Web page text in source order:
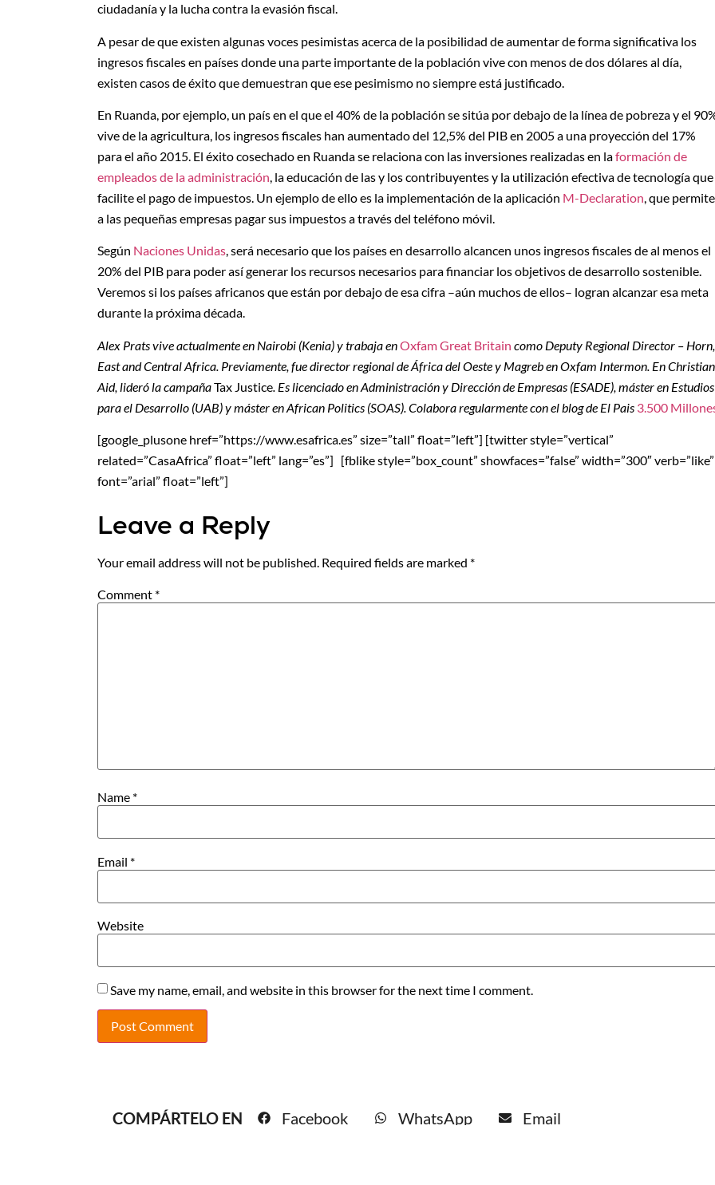
ciudadanía y la lucha contra la evasión fiscal.
A pesar de que existen algunas voces pesimistas acerca de la posibilidad de aumentar de forma significativa los
ingresos fiscales en países donde una parte importante de la población vive con menos de dos dólares al día,
existen casos de éxito que demuestran que ese pesimismo no siempre está justificado.
En Ruanda, por ejemplo, un país en el que el 40% de la población se sitúa por debajo de la línea de pobreza y el
vive de la agricultura, los ingresos fiscales han aumentado del 12,5% del PIB en 2005 a una proyección del 17%
para el año 2015. El éxito cosechado en Ruanda se relaciona con las inversiones realizadas en laformación de
empleados de la administración, la educación de las y los contribuyentes y la utilización efectiva de tecnología que
facilite el pago de impuestos. Un ejemplo de ello es la implementación de la aplicación M-Declaration, que permite
a las pequeñas empresas pagar sus impuestos a través del teléfono móvil.
Según Naciones Unidas, será necesario que los países en desarrollo alcancen unos ingresos fiscales de al menos el
20% del PIB para poder así generar los recursos necesarios para financiar los objetivos de desarrollo sostenible.
Veremos si los países africanos que están por debajo de esa cifra –aún muchos de ellos– logran alcanzar esa meta
durante la próxima década.
Alex Prats vive actualmente en Nairobi (Kenia) y trabaja enOxfam Great Britain como Deputy Regional Director – Horn,
East and Central Africa. Previamente, fue director regional de África del Oeste y Magreb en Oxfam Intermon. En Christian
Aid, lideró la campañaTax Justice. Es licenciado en Administración y Dirección de Empresas (ESADE), máster en Estudios
para el Desarrollo (UAB) y máster en African Politics (SOAS). Colabora regularmente con el blog de El Pais 3.500
[google_plusone href=”https://www.esafrica.es” size=”tall” float=”left”] [twitter style=”vertical”
related=”CasaAfrica” float=”left” lang=”es”] [fblike style=”box_count” showfaces=”false” width=”300″ verb=”like”
font=”arial” float=”left”]
Leave a Reply
Your email address will not be published. Required fields are marked *
Comment *
Name *
Email *
Website
Save my name, email, and website in this browser for the next time I comment.
COMPÁRTELO EN Facebook WhatsApp Email